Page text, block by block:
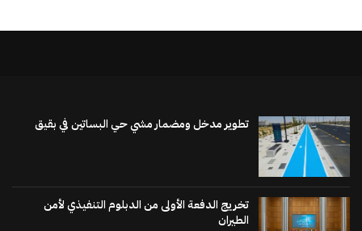
تطوير مدخل ومضمار مشي حي البساتين في بقيق
تخريج الدفعة الأولى من الدبلوم التنفيذي لأمن
الطيران